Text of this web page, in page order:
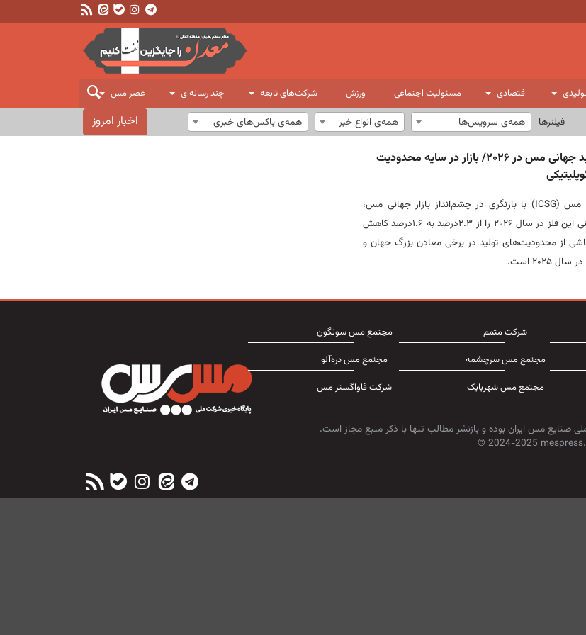
اقتصادی مسئولیت اجتماعی ورزش شرکت‌های تابعه چند رسانه‌ای عصر مس
فیلترها همه‌ی سرویس‌ها همه‌ی انواع خبر همه‌ی باکس‌های خبری اخبار امروز
کاهش چشم‌انداز تولید جهانی مس در ۲۰۲۶/ بازار در سایه محدودیت
گروه بین‌المللی مطالعات مس (ICSG) با بازنگری در چشم‌انداز بازار جهانی مس،
پیش‌بینی رشد تولید معدنی این فلز در سال ۲۰۲۶ را از ۲.۳درصد به ۱.۶درصد کاهش
از محدودیت‌های تولید در برخی معادن بزرگ جهان و
۲۰۲۵ است.
شرکت متمم
مجتمع مس سرچشمه
مجتمع مس شهربابک
مجتمع مس سونگون
مجتمع مس دره‌آلو
شرکت فاواگستر مس
مس ایران بوده و بازنشر مطالب تنها با ذکر منبع مجاز است.
© 2024-2025